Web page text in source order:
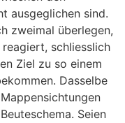
ausgeglichen sind.
zweimal überlegen,
schliesslich
Ziel zu so einem
Dasselbe
Seien